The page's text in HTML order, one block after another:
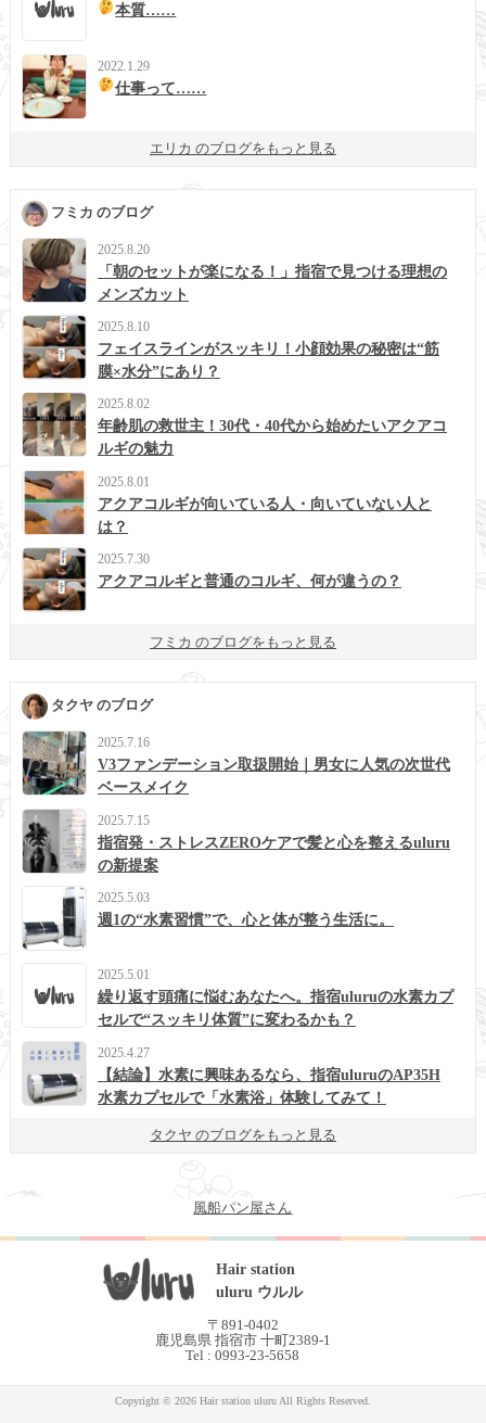
本質……
2022.1.29
仕事って……
エリカ のブログをもっと見る
フミカ のブログ
2025.8.20
「朝のセットが楽になる！」指宿で見つける理想の
メンズカット
2025.8.10
フェイスラインがスッキリ！小顔効果の秘密は“筋
膜×水分”にあり？
2025.8.02
年齢肌の救世主！30代・40代から始めたいアクアコ
ルギの魅力
2025.8.01
アクアコルギが向いている人・向いていない人と
は？
2025.7.30
アクアコルギと普通のコルギ、何が違うの？
フミカ のブログをもっと見る
タクヤ のブログ
2025.7.16
V3ファンデーション取扱開始｜男女に人気の次世代
ベースメイク
2025.7.15
指宿発・ストレスZEROケアで髪と心を整えるuluru
の新提案
2025.5.03
週1の“水素習慣”で、心と体が整う生活に。
2025.5.01
繰り返す頭痛に悩むあなたへ。指宿uluruの水素カプ
セルで“スッキリ体質”に変わるかも？
2025.4.27
【結論】水素に興味あるなら、指宿uluruのAP35H
水素カプセルで「水素浴」体験してみて！
タクヤ のブログをもっと見る
風船パン屋さん
Hair station
uluru ウルル
〒891-0402
鹿児島県 指宿市 十町2389-1
Tel : 0993-23-5658
Copyright © 2026 Hair station uluru All Rights Reserved.